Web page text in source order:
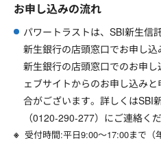
お申し込みの流れ
パワートラストは、SBI新生信
新生銀行の店頭窓口でお申し
新生銀行の店頭窓口でのお申
ェブサイトからのお申し込み
合がございます。詳しくはSBI
（0120-290-277）にご連絡くだ
受付時間:平日9:00～17:00まで（